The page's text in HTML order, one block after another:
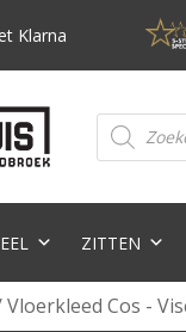
Klarna
Producten
zoeken
ZITTEN
Vloerkleed Cos -